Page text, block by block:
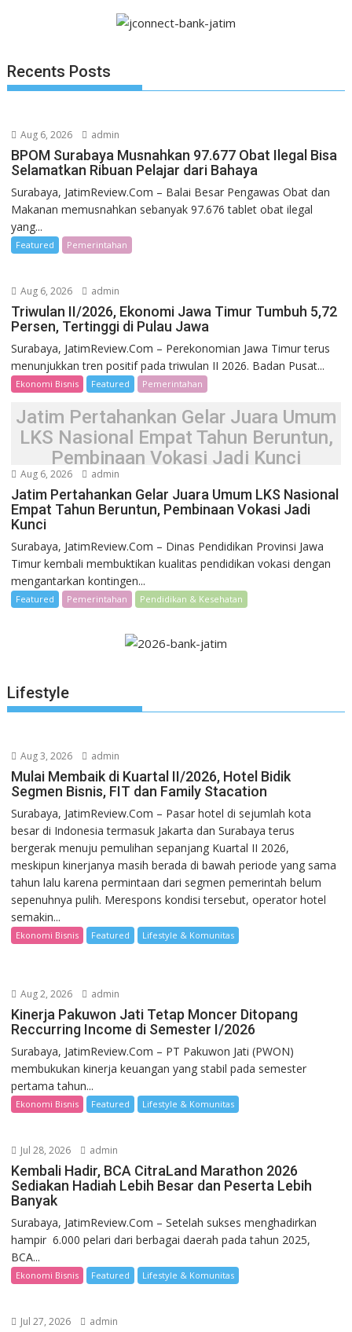
Recents Posts
Aug 6, 2026 admin
BPOM Surabaya Musnahkan 97.677 Obat Ilegal Bisa
Selamatkan Ribuan Pelajar dari Bahaya
Surabaya, JatimReview.Com – Balai Besar Pengawas Obat dan
Makanan memusnahkan sebanyak 97.676 tablet obat ilegal
yang...
Featured Pemerintahan
Aug 6, 2026 admin
Triwulan II/2026, Ekonomi Jawa Timur Tumbuh 5,72
Persen, Tertinggi di Pulau Jawa
Surabaya, JatimReview.Com – Perekonomian Jawa Timur terus
menunjukkan tren positif pada triwulan II 2026. Badan Pusat...
Ekonomi Bisnis Featured Pemerintahan
Jatim Pertahankan Gelar Juara Umum
LKS Nasional Empat Tahun Beruntun,
Pembinaan Vokasi Jadi Kunci
Aug 6, 2026 admin
Jatim Pertahankan Gelar Juara Umum LKS Nasional
Empat Tahun Beruntun, Pembinaan Vokasi Jadi
Kunci
Surabaya, JatimReview.Com – Dinas Pendidikan Provinsi Jawa
Timur kembali membuktikan kualitas pendidikan vokasi dengan
mengantarkan kontingen...
Featured Pemerintahan Pendidikan & Kesehatan
Lifestyle
Aug 3, 2026 admin
Mulai Membaik di Kuartal II/2026, Hotel Bidik
Segmen Bisnis, FIT dan Family Stacation
Surabaya, JatimReview.Com – Pasar hotel di sejumlah kota
besar di Indonesia termasuk Jakarta dan Surabaya terus
bergerak menuju pemulihan sepanjang Kuartal II 2026,
meskipun kinerjanya masih berada di bawah periode yang sama
tahun lalu karena permintaan dari segmen pemerintah belum
sepenuhnya pulih. Merespons kondisi tersebut, operator hotel
semakin...
Ekonomi Bisnis Featured Lifestyle & Komunitas
Aug 2, 2026 admin
Kinerja Pakuwon Jati Tetap Moncer Ditopang
Reccurring Income di Semester I/2026
Surabaya, JatimReview.Com – PT Pakuwon Jati (PWON)
membukukan kinerja keuangan yang stabil pada semester
pertama tahun...
Ekonomi Bisnis Featured Lifestyle & Komunitas
Jul 28, 2026 admin
Kembali Hadir, BCA CitraLand Marathon 2026
Sediakan Hadiah Lebih Besar dan Peserta Lebih
Banyak
Surabaya, JatimReview.Com – Setelah sukses menghadirkan
hampir 6.000 pelari dari berbagai daerah pada tahun 2025,
BCA...
Ekonomi Bisnis Featured Lifestyle & Komunitas
Jul 27, 2026 admin